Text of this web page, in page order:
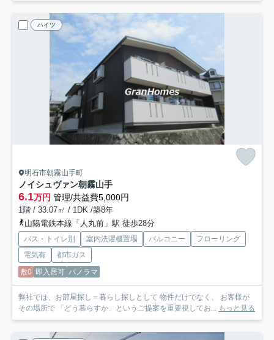
ハイツ
明石市朝霧山手町
ノイシュヴァン朝霧山手
6.1万円 管理/共益費5,000円
1階 / 33.07㎡ / 1DK /築8年
山陽電鉄本線「人丸前」駅 徒歩28分
バス・トイレ別 室内洗濯機置場 バルコニー
フローリング
電気有
都市ガス
敷0 即入居可 パノラマ
弊社では、お部屋探し＝暮らし探しとして 物件だけでなく、 お客様が
その場所で 「どう暮らすか」というご提案を重要視してお... もっと見る